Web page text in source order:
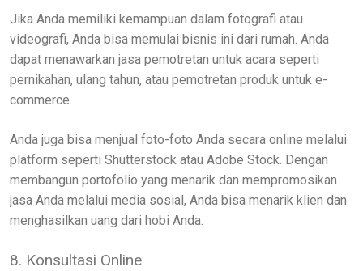
Jika Anda memiliki kemampuan dalam fotografi atau
videografi, Anda bisa memulai bisnis ini dari rumah. Anda
dapat menawarkan jasa pemotretan untuk acara seperti
pernikahan, ulang tahun, atau pemotretan produk untuk e-
commerce.
Anda juga bisa menjual foto-foto Anda secara online melalui
platform seperti Shutterstock atau Adobe Stock. Dengan
membangun portofolio yang menarik dan mempromosikan
jasa Anda melalui media sosial, Anda bisa menarik klien dan
menghasilkan uang dari hobi Anda.
8. Konsultasi Online